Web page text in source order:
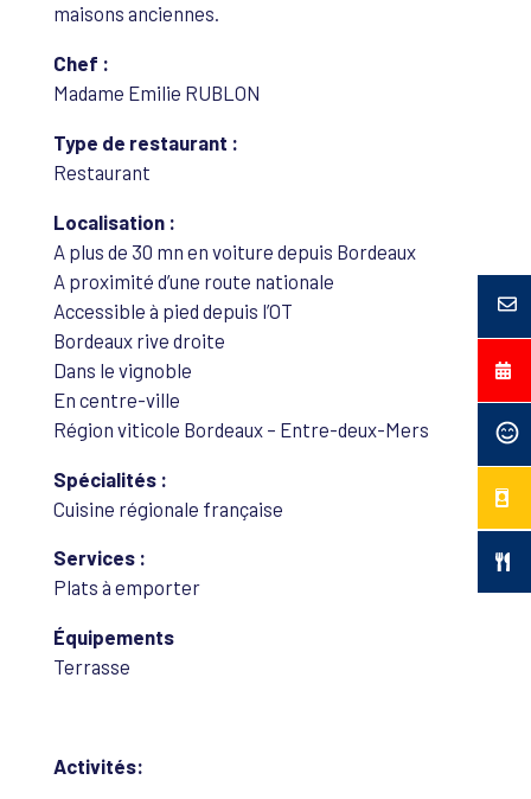
maisons anciennes.
Chef :
Madame Emilie RUBLON
Type de restaurant :
Restaurant
Localisation :
A plus de 30 mn en voiture depuis Bordeaux
A proximité d’une route nationale
Accessible à pied depuis l’OT
Bordeaux rive droite
Dans le vignoble
En centre-ville
Région viticole Bordeaux – Entre-deux-Mers
Spécialités :
Cuisine régionale française
Services :
Plats à emporter
Équipements
Terrasse
Activités: